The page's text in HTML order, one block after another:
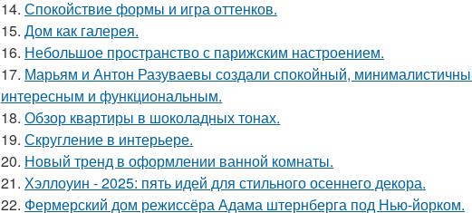
14. Спокойствие формы и игра оттенков.
15. Дом как галерея.
16. Небольшое пространство с парижским настроением.
17. Марьям и Антон Разуваевы создали спокойный,
интересным и функциональным.
18. Обзор квартиры в шоколадных тонах.
19. Скругление в интерьере.
20. Новый тренд в оформлении ванной комнаты.
21. Хэллоуин - 2025: пять идей для стильного осеннего декора.
22. Фермерский дом режиссёра Адама штернберга под Нью-йорком.